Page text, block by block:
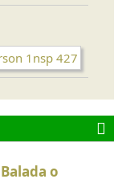
Balada o